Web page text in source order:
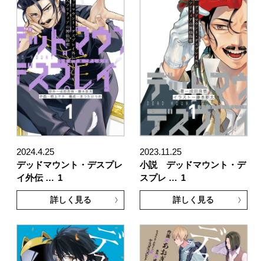
2024.4.25
デッドマウント・デスプレ
イ外伝 … 1
詳しく見る
2023.11.25
小説 デッドマウント・デ
スプレ … 1
詳しく見る